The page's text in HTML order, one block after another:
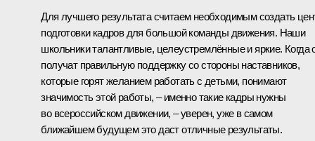
Для лучшего результата считаем необходимым создать
подготовки кадров для большой команды движения. Наши
школьники талантливые, целеустремлённые и яркие. Когда
получат правильную поддержку со стороны наставников,
которые горят желанием работать с детьми, понимают
значимость этой работы, – именно такие кадры нужны
во всероссийском движении, – уверен, уже в самом
ближайшем будущем это даст отличные результаты.